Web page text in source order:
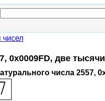
чисел
0x0009FD, две
числа 2557,